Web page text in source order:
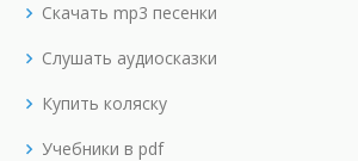
Скачать mp3 песенки
Слушать аудиосказки
Купить коляску
Учебники в pdf